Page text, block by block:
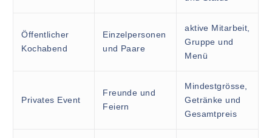
Öffentlicher
Kochabend
Einzelpersonen
und Paare
aktive Mitarbeit,
Gruppe und
Menü
Privates Event
Freunde und
Feiern
Mindestgrösse,
Getränke und
Gesamtpreis